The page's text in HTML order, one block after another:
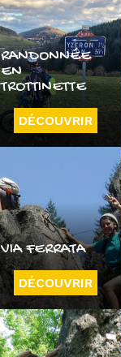
RANDONNÉE
EN
TROTTINETTE
DÉCOUVRIR
VIA FERRATA
DÉCOUVRIR